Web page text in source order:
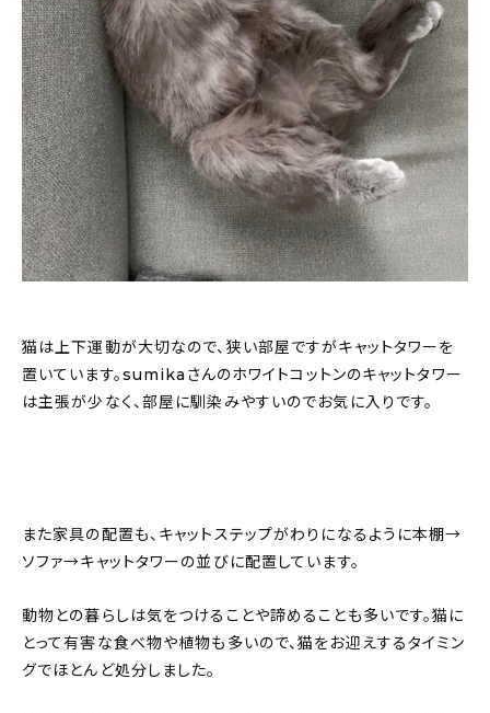
猫は上下運動が大切なので、狭い部屋ですがキャットタワーを
置いています。sumikaさんのホワイトコットンのキャットタワー
は主張が少なく、部屋に馴染みやすいのでお気に入りです。
また家具の配置も、キャットステップがわりになるように本棚→
ソファ→キャットタワーの並びに配置しています。
動物との暮らしは気をつけることや諦めることも多いです。猫に
とって有害な食べ物や植物も多いので、猫をお迎えするタイミン
グでほとんど処分しました。